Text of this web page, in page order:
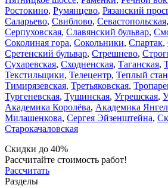
Ростокино, Румянцево, Рязанский
Саларьево, Свиблово, Севастопольская,
Серпуховская, Славянский бульвар,
Соколиная гора, Сокольники, Спартак,
Сретенский бульвар, Стрешнево,
Сухаревская, Сходненская, Таганская,
Текстильщики, Телецентр, Теплый стан
Тимирязевская, Третьяковская,
Тургеневская, Тушинская, Угрешская,
Академика Королёва, Академика
Милашенкова, Сергея Эйзенштейна,
Старокачаловская
Скидки до 40%
Рассчитайте стоимость работ!
Рассчитать
Разделы